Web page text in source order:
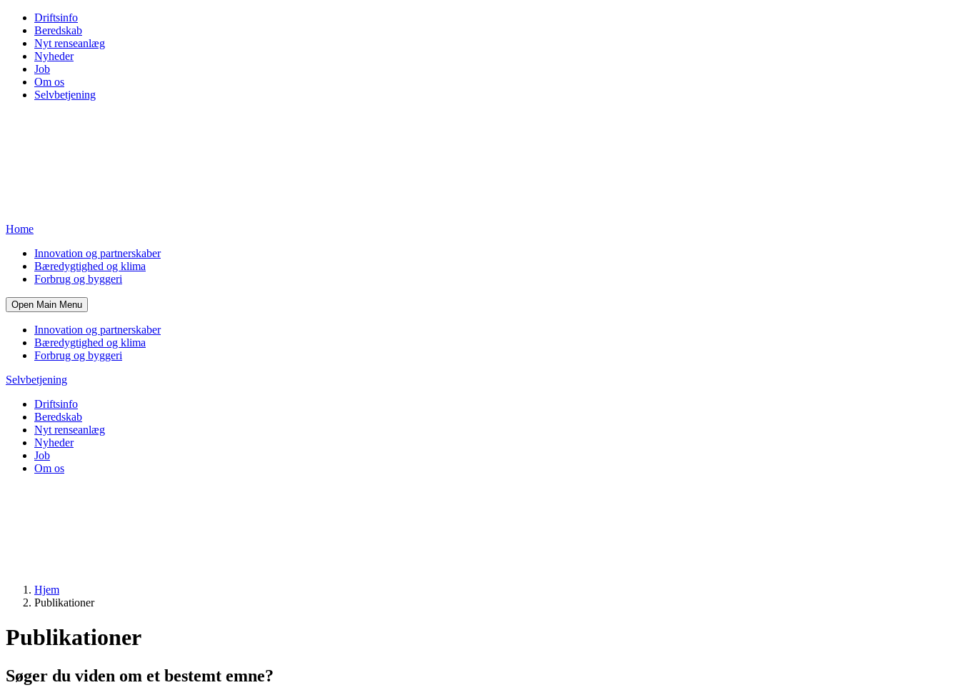
Driftsinfo
Beredskab
Nyt renseanlæg
Nyheder
Job
Om os
Selvbetjening
Home
Innovation og partnerskaber
Bæredygtighed og klima
Forbrug og byggeri
Open Main Menu
Innovation og partnerskaber
Bæredygtighed og klima
Forbrug og byggeri
Selvbetjening
Driftsinfo
Beredskab
Nyt renseanlæg
Nyheder
Job
Om os
Hjem
Publikationer
Publikationer
Søger du viden om et bestemt emne?